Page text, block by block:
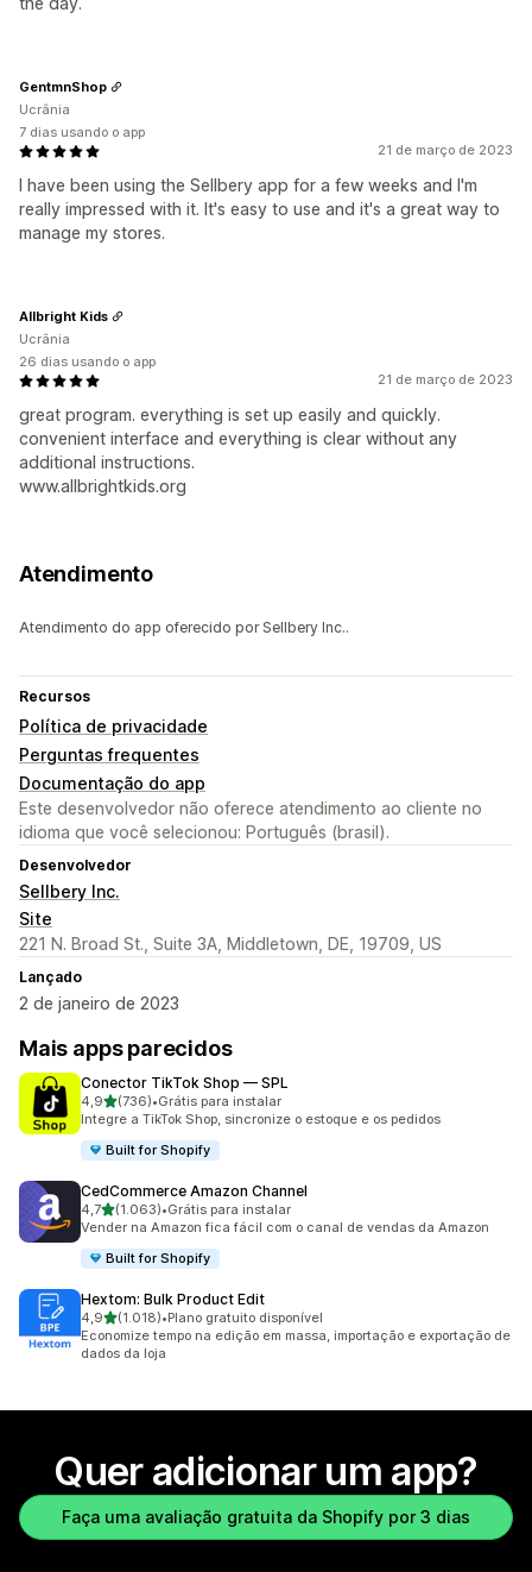
21 de março de 2023
I have been using the Sellbery app for a few weeks and I'm
really impressed with it. It's easy to use and it's a great way to
manage my stores.
GentmnShop
Ucrânia
7 dias usando o app
21 de março de 2023
great program. everything is set up easily and quickly.
convenient interface and everything is clear without any
additional instructions.
www.allbrightkids.org
Allbright Kids
Ucrânia
26 dias usando o app
Atendimento
Atendimento do app oferecido por Sellbery Inc..
Recursos
Política de privacidade
Perguntas frequentes
Documentação do app
Este desenvolvedor não oferece atendimento ao cliente no
idioma que você selecionou: Português (brasil).
Desenvolvedor
Sellbery Inc.
Site
221 N. Broad St., Suite 3A, Middletown, DE, 19709, US
Lançado
2 de janeiro de 2023
Mais apps parecidos
Conector TikTok Shop — SPL
4,9de 5 estrelas
(736)
736 avaliações ao todo
•Grátis para instalar
Integre a TikTok Shop, sincronize o estoque e os pedidos
Built for Shopify
CedCommerce Amazon Channel
4,7de 5 estrelas
(1.063)
1063 avaliações ao todo
•Grátis para instalar
Vender na Amazon fica fácil com o canal de vendas da Amazon
Built for Shopify
Hextom: Bulk Product Edit
4,9de 5 estrelas
(1.018)
1018 avaliações ao todo
•Plano gratuito disponível
Economize tempo na edição em massa, importação e exportação de
dados da loja
Quer adicionar um app?
Faça uma avaliação gratuita da Shopify por 3 dias